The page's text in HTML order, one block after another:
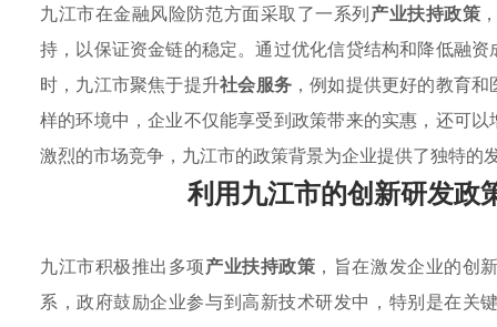
九江市在金融风险防范方面采取了一系列产业扶持政策
持，以保证资金链的稳定。通过优化信贷结构和降低融
时，九江市聚焦于提升社会服务，例如提供更好的教育
样的环境中，企业不仅能享受到政策带来的实惠，还可
激烈的市场竞争，九江市的政策背景为企业提供了独特的
利用九江市的创新研发政
九江市积极推出多项产业扶持政策 ，旨在激发企业的创
系，政府鼓励企业参与到高新技术研发中，特别是在关